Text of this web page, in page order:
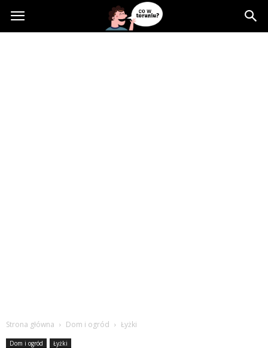
Cowtoruniu.pl
Strona główna Dom i ogród Łyżki
Dom i ogród Łyżki